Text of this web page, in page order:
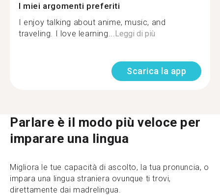
I miei argomenti preferiti
I enjoy talking about anime, music, and
traveling. I love learning... Leggi di più
Scarica la app
Parlare è il modo più veloce per
imparare una lingua
Migliora le tue capacità di ascolto, la tua pronuncia, o
impara una lingua straniera ovunque ti trovi,
direttamente dai madrelingua.